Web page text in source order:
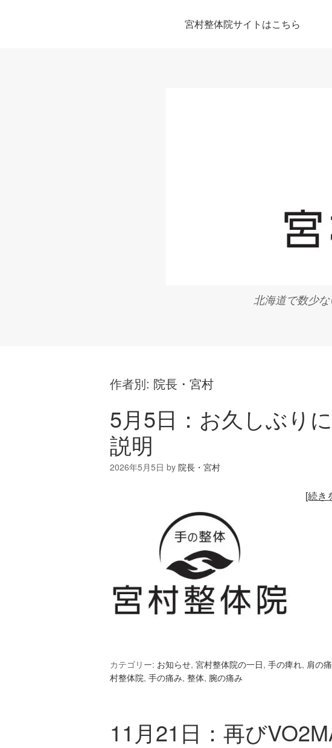
宮村整体院サイトはこちら
北海道で数少な
作者別: 院長・宮村
5月5日：お久しぶり
説明
2026年5月5日 by 院長・宮村
[続き
カテゴリー: お知らせ, 宮村整体院の一日, 手の痺れ, 肩の
村整体院, 手の痛み, 整体, 腕の痛み
11月21日：再び